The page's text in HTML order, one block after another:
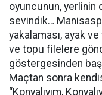
oyuncunun, yerlinin
sevindik…
yakalaması, ayak
ve topu filelere
göstergesinden
Maçtan sonra
“Konyalıyım,